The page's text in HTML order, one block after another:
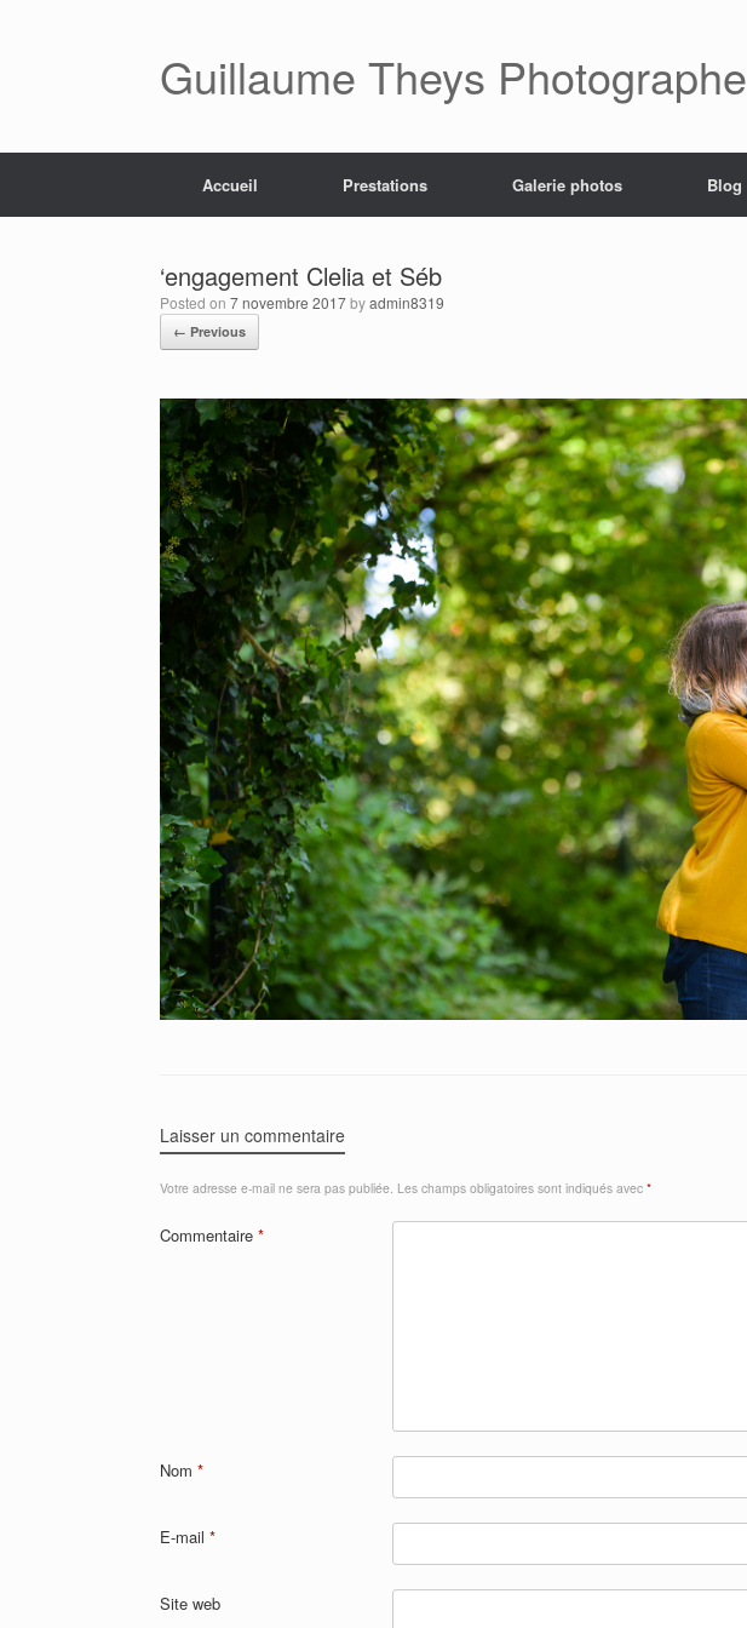
Guillaume Theys Photographe
Accueil Prestations Galerie photos Blog
‘engagement Clelia et Séb
Posted on 7 novembre 2017byadmin8319
← Previous
Laisser un commentaire
Votre adresse e-mail ne sera pas publiée. Les champs obligatoires sont indiqués avec *
Commentaire *
Nom *
E-mail *
Site web